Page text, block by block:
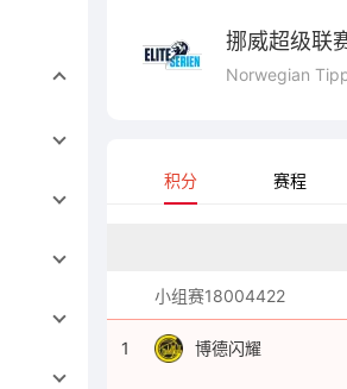
挪威超级联
Norwegian
积分 赛程
小组赛18004422
1 博德闪耀